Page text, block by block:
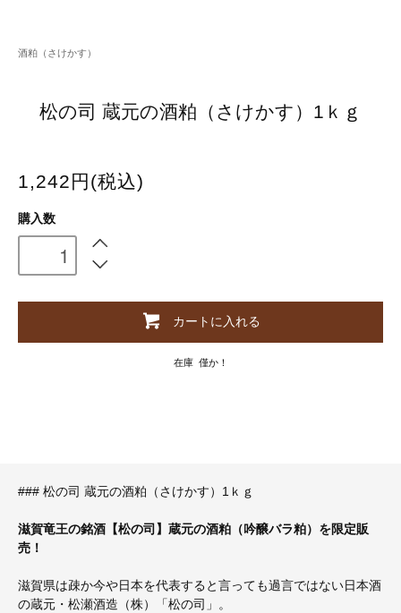
酒粕（さけかす）
松の司 蔵元の酒粕（さけかす）1ｋｇ
1,242円(税込)
購入数
カートに入れる
在庫 僅か！
### 松の司 蔵元の酒粕（さけかす）1ｋｇ
滋賀竜王の銘酒【松の司】蔵元の酒粕（吟醸バラ粕）を限定販
売！
滋賀県は疎か今や日本を代表すると言っても過言ではない日本酒
の蔵元・松瀬酒造（株）「松の司」。